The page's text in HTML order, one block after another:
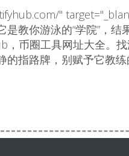
"
是教你游泳的“学院”，结
，币圈工具网址大全。
指路牌，别赋予它教练